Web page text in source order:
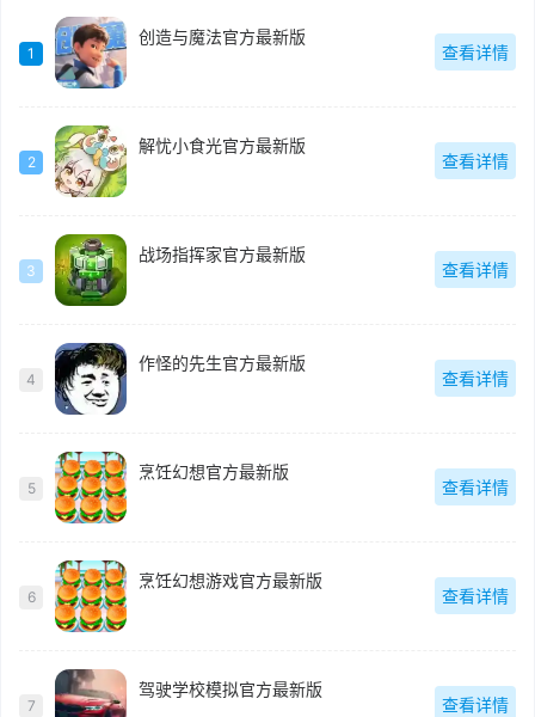
1
创造与魔法官方最新版
查看详情
2
解忧小食光官方最新版
查看详情
3
战场指挥家官方最新版
查看详情
4
作怪的先生官方最新版
查看详情
5
烹饪幻想官方最新版
查看详情
6
烹饪幻想游戏官方最新版
查看详情
7
驾驶学校模拟官方最新版
查看详情